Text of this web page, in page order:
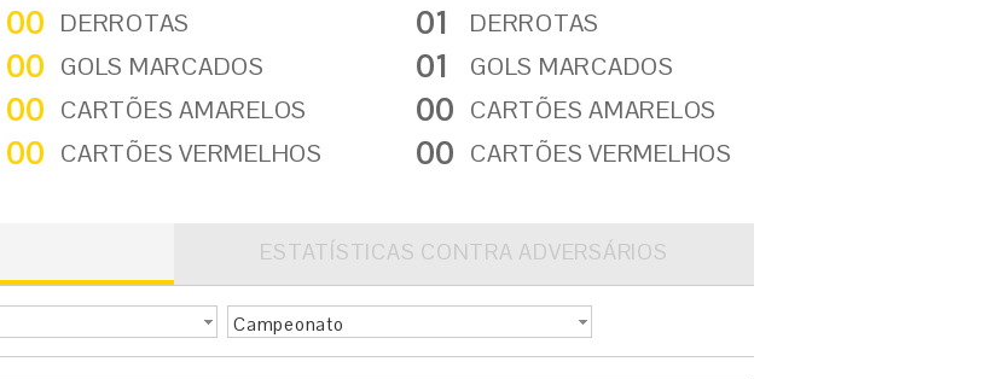
00 DERROTAS
00 GOLS MARCADOS
00 CARTÕES AMARELOS
00 CARTÕES VERMELHOS
01 DERROTAS
01 GOLS MARCADOS
00 CARTÕES AMARELOS
00 CARTÕES VERMELHOS
ESTATÍSTICAS CONTRA ADVERSÁRIOS
Campeonato